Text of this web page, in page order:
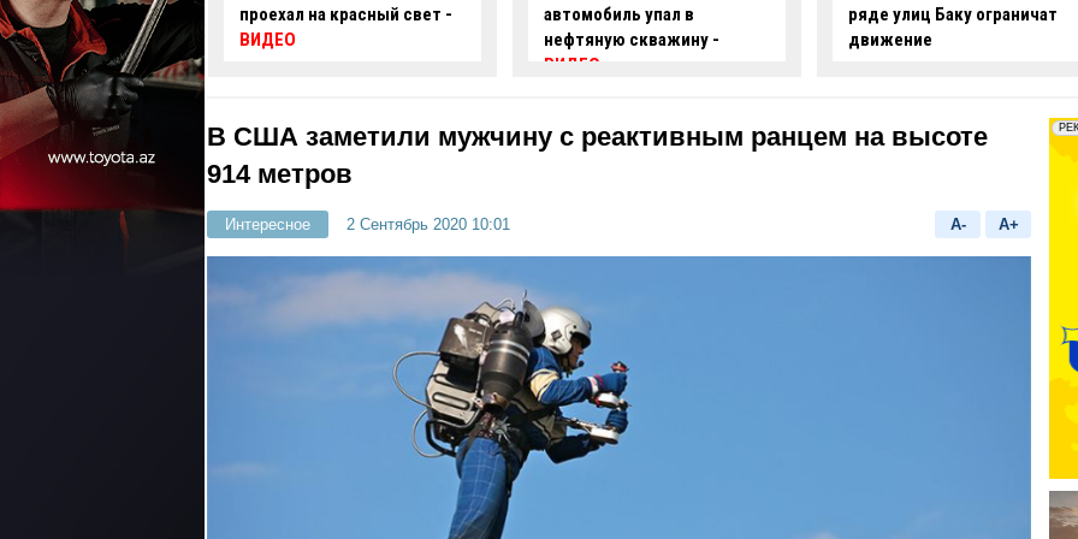
на красный свет -
автомобиль упал в
нефтяную скважину -
ряде улиц Баку ограничат
движение
опасные действия за рулем
-ВИДЕО
В США заметили мужчину с реактивным ранцем на высоте
914 метров
Интересное 2 Сентябрь 2020 10:01 A- A+